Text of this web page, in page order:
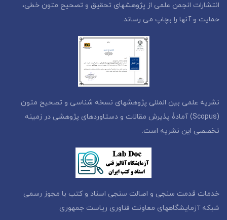
انتشارات انجمن علمی از پژوهشهای تحقیق و تصحیح متون خطی،
حمایت و آنها را بچاپ می رساند.
نشریه علمی بین المللی پژوهشهای نسخه شناسی و تصحیح متون
(Scopus) آمادۀ پذیرش مقالات و دستاوردهای پژوهشی در زمینه
تخصصی این نشریه است.
خدمات قدمت سنجی و اصالت سنجی اسناد و کتب با مجوز رسمی
شبکه آزمایشگاههای معاونت فناوری ریاست جمهوری